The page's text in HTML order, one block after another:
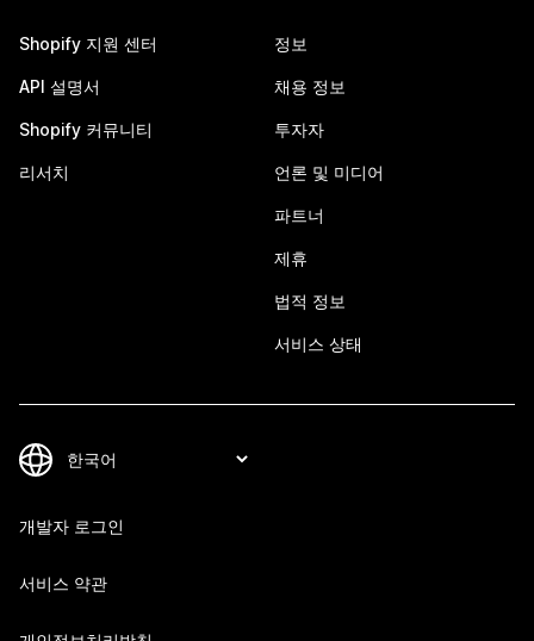
Shopify 지원 센터
API 설명서
Shopify 커뮤니티
리서치
정보
채용 정보
투자자
언론 및 미디어
파트너
제휴
법적 정보
서비스 상태
개발자 로그인
서비스 약관